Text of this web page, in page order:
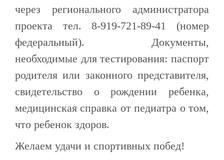
через регионального администратора
проекта тел. 8-919-721-89-41 (номер
федеральный). Документы,
необходимые для тестирования: паспорт
родителя или законного представителя,
свидетельство о рождении ребенка,
медицинская справка от педиатра о том,
что ребенок здоров.
Желаем удачи и спортивных побед!